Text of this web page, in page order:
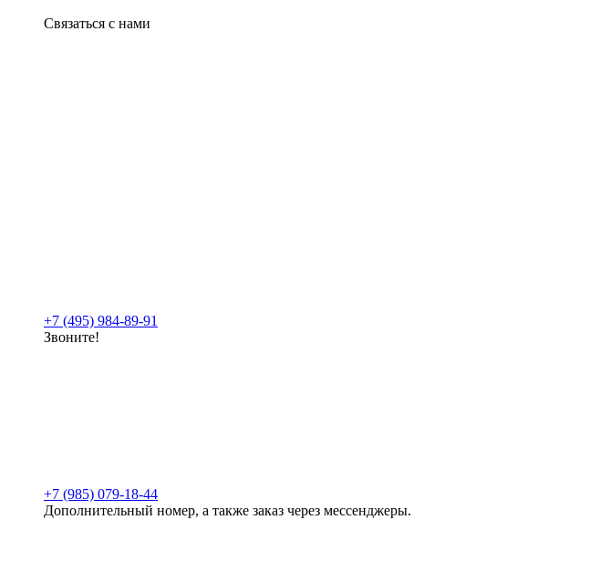
Связаться с нами
+7 (495) 984-89-91
Звоните!
+7 (985) 079-18-44
Дополнительный номер, а также заказ через мессенджеры.